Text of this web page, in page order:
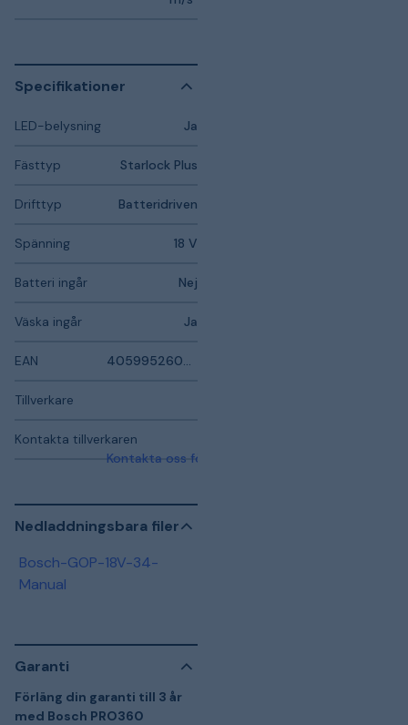
Specifikationer
LED-belysning Ja
Fästtyp Starlock Plus
Drifttyp Batteridriven
Spänning 18 V
Batteri ingår Nej
Väska ingår Ja
EAN
Tillverkare
Kontakta tillverkaren
Kontakta oss för mer information
Nedladdningsbara filer
Bosch-GOP-18V-34-
Manual
Garanti
Förläng din garanti till 3 år
med Bosch PRO360